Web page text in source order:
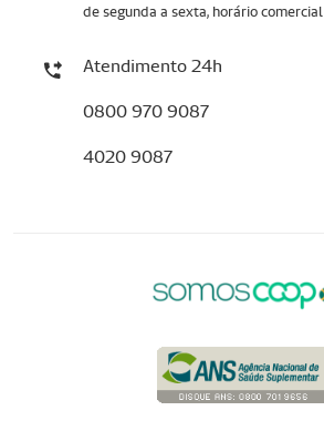
de segunda a sexta, horário comercial
Atendimento 24h
0800 970 9087
4020 9087